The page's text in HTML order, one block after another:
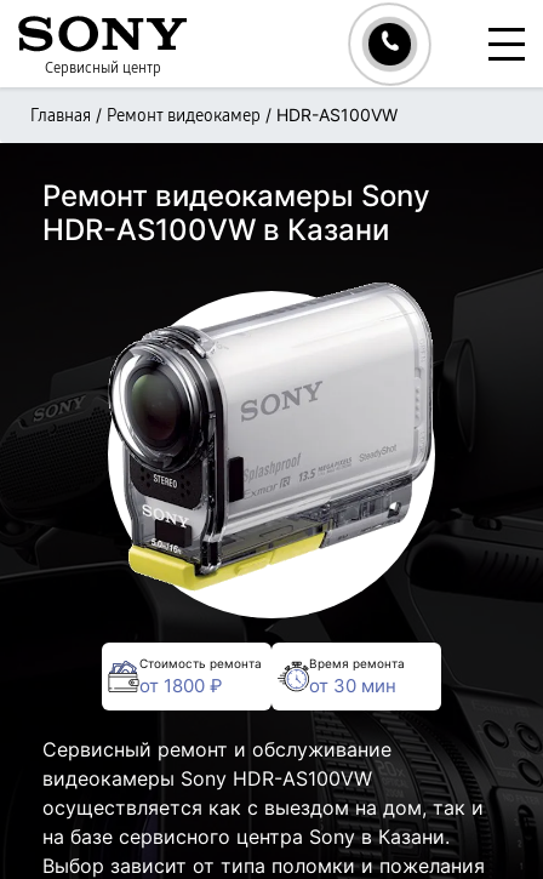
Сервисный центр
Главная / Ремонт видеокамер / HDR-AS100VW
Ремонт видеокамеры Sony
HDR-AS100VW в Казани
Стоимость ремонта
от 1800 ₽
Время ремонта
от 30 мин
Сервисный ремонт и обслуживание
видеокамеры Sony HDR-AS100VW
осуществляется как с выездом на дом, так и
на базе сервисного центра Sony в Казани.
Выбор зависит от типа поломки и пожелания